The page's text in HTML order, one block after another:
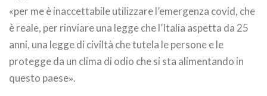
«per me è inaccettabile utilizzare l’emergenza covid, che
è reale, per rinviare una legge che l’Italia aspetta da 25
anni, una legge di civiltà che tutela le persone e le
protegge da un clima di odio che si sta alimentando in
questo paese».